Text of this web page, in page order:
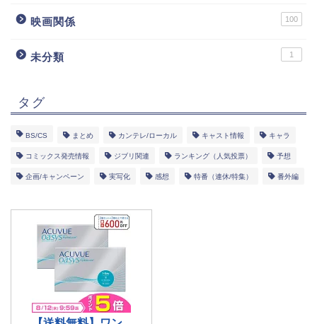
映画関係 100
未分類 1
タグ
BS/CS まとめ カンテレ/ローカル キャスト情報 キャラ
コミックス発売情報 ジブリ関連 ランキング（人気投票） 予想
企画/キャンペーン 実写化 感想 特番（連休/特集） 番外編